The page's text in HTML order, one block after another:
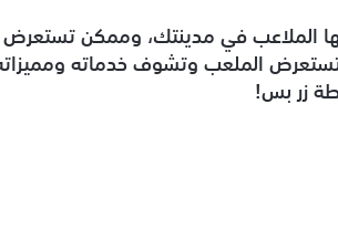
الملاعب في مدينتك، وممكن
الملعب وتشوف خدماته
زر بس!